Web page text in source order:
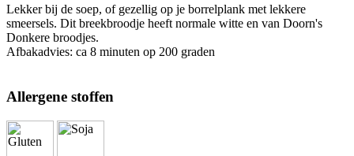
Lekker bij de soep, of gezellig op je borrelplank met lekkere
smeersels. Dit breekbroodje heeft normale witte en van Doorn's
Donkere broodjes.
Afbakadvies: ca 8 minuten op 200 graden
Allergene stoffen